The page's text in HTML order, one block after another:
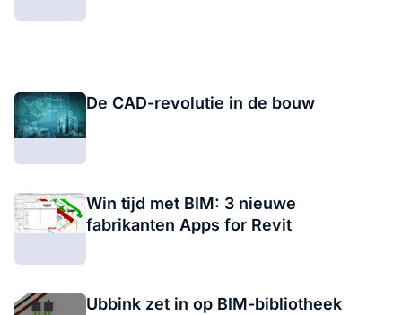
De CAD-revolutie in de bouw
Win tijd met BIM: 3 nieuwe
fabrikanten Apps for Revit
Ubbink zet in op BIM-bibliotheek